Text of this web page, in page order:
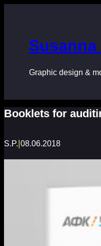
Graphic design &
Booklets for
S.P. 08.06.2018